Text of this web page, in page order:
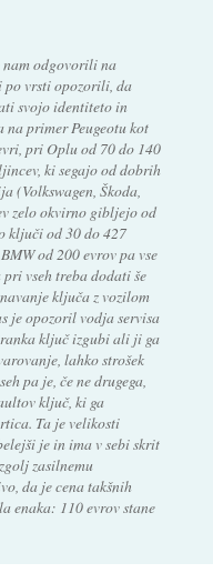
nam odgovorili na
po vrsti opozorili, da
svojo identiteto in
na primer Peugeotu kot
pri Oplu od 70 do 140
ki segajo od dobrih
(Volkswagen, Škoda,
zelo okvirno gibljejo od
ključi od 30 do 427
od 200 evrov pa vse
vseh treba dodati še
ključa z vozilom
je opozoril vodja servisa
ključ izgubi ali ji ga
lahko strošek
pa je, če ne drugega,
ključ, ki ga
Ta je velikosti
je in ima v sebi skrit
zasilnemu
da je cena takšnih
enaka: 110 evrov stane